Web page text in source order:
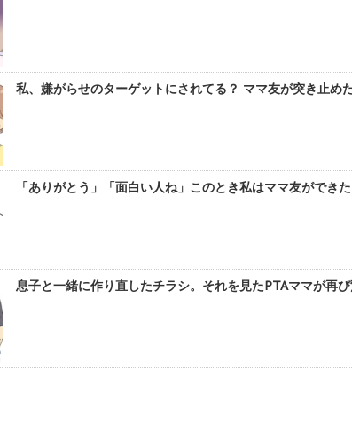
私、嫌がらせのターゲットにされてる？ ママ友が突き止
「ありがとう」「面白い人ね」このとき私はママ友がで
息子と一緒に作り直したチラシ。それを見たPTAママが再